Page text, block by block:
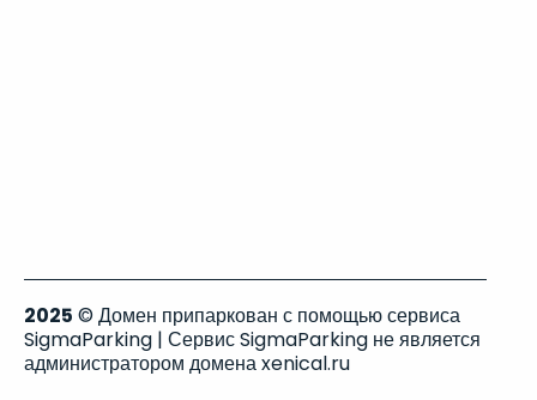
2025 © Домен припаркован с помощью сервиса
SigmaParking | Сервис SigmaParking не является
администратором домена xenical.ru